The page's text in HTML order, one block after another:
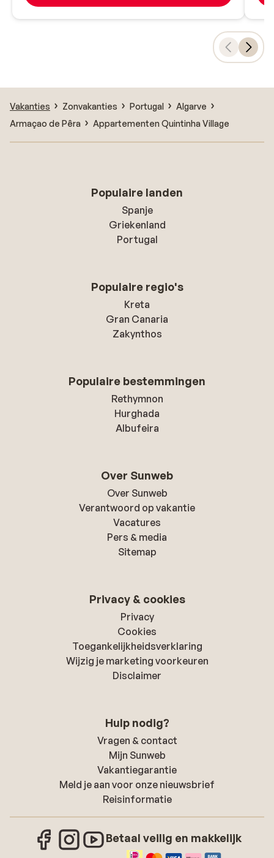
Vakanties Zonvakanties Portugal
Algarve
Armaçao de Pêra
Appartementen Quintinha Village
Populaire landen
Spanje
Griekenland
Portugal
Populaire regio's
Kreta
Gran Canaria
Zakynthos
Populaire bestemmingen
Rethymnon
Hurghada
Albufeira
Over Sunweb
Over Sunweb
Verantwoord op vakantie
Vacatures
Pers & media
Sitemap
Privacy & cookies
Privacy
Cookies
Toegankelijkheidsverklaring
Wijzig je marketing voorkeuren
Disclaimer
Hulp nodig?
Vragen & contact
Mijn Sunweb
Vakantiegarantie
Meld je aan voor onze nieuwsbrief
Reisinformatie
Betaal veilig en makkelijk